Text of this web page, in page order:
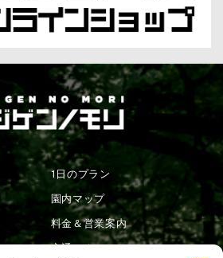
1日のプラン
園内マップ
料金＆営業案内
交通アクセス